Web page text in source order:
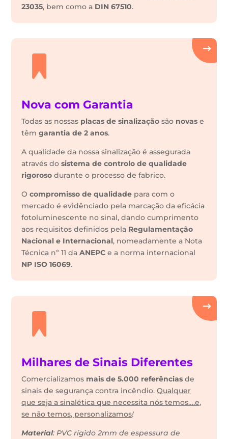
23035, bem como a DIN 67510.
Nova com Garantia
Todas as nossas placas de sinalização são novas e
têmgarantia de 2 anos.
A qualidade da nossa sinalização é assegurada
através dosistema de controlo de qualidade
rigoroso durante o processo de fabrico.
Ocompromisso de qualidade para com o
mercado é evidênciado pela marcação da eficácia
fotoluminescente no sinal, dando cumprimento
aos requisitos definidos pela Regulamentação
Nacional e Internacional, nomeadamente a Nota
Técnica nº 11 daANEPC e a norma internacional
NP ISO 16069.
Milhares de Sinais Diferentes
Comercializamos mais de 5.000 referências de
sinais de segurança contra incêndio.Qualquer
que seja a sinalética que necessita nós temos….e,
se não temos, personalizamos!
Material: PVC rígido 2mm de espessura de